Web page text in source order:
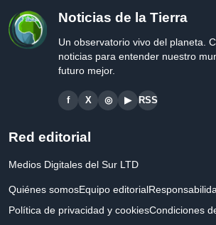
Noticias de la Tierra
Un observatorio vivo del planeta.
noticias para entender nuestro
futuro mejor.
f X ◎ ▶ RSS
Red editorial
Medios Digitales del Sur LTD
Quiénes somosEquipo editorial
Política de privacidad y cookiesCondiciones